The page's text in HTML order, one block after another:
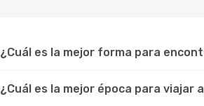
¿Cuál es la mejor forma para
¿Cuál es la mejor época para viajar